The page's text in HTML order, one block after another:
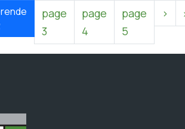
page
3
page
4
page
5
›